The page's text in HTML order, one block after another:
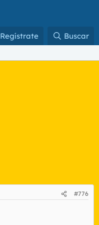
Regístrate Buscar
#776